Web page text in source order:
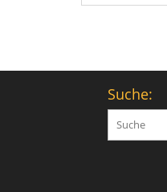
Suche:
Suchen
nach: